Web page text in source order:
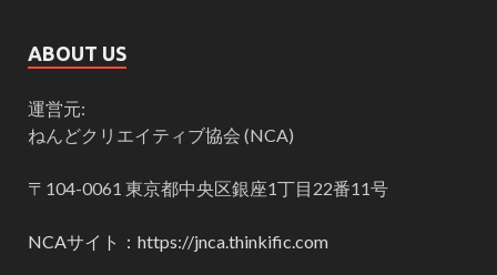
ABOUT US
運営元:
ねんどクリエイティブ協会 (NCA)
〒104-0061 東京都中央区銀座1丁目22番11号
NCAサイト：https://jnca.thinkific.com